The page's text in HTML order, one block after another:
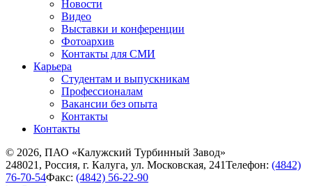
Новости
Видео
Выставки и конференции
Фотоархив
Контакты для СМИ
Карьера
Студентам и выпускникам
Профессионалам
Вакансии без опыта
Контакты
Контакты
© 2026, ПАО «Калужский Турбинный Завод»
248021, Россия, г. Калуга, ул. Московская, 241Телефон: (4842)
76-70-54Факс: (4842) 56-22-90